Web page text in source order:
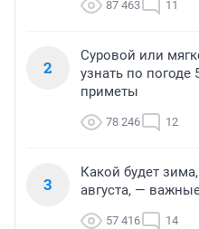
87 463 11
2
Суровой или
узнать по
приметы
78 246 12
3
Какой будет
августа, —
57 416 14